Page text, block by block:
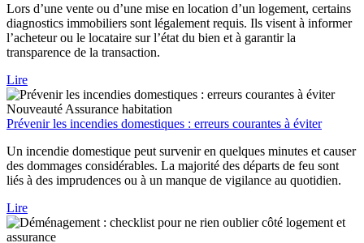
Lors d’une vente ou d’une mise en location d’un logement, certains
diagnostics immobiliers sont légalement requis. Ils visent à informer
l’acheteur ou le locataire sur l’état du bien et à garantir la
transparence de la transaction.
Lire
Nouveauté Assurance habitation
Prévenir les incendies domestiques : erreurs courantes à éviter
Un incendie domestique peut survenir en quelques minutes et causer
des dommages considérables. La majorité des départs de feu sont
liés à des imprudences ou à un manque de vigilance au quotidien.
Lire